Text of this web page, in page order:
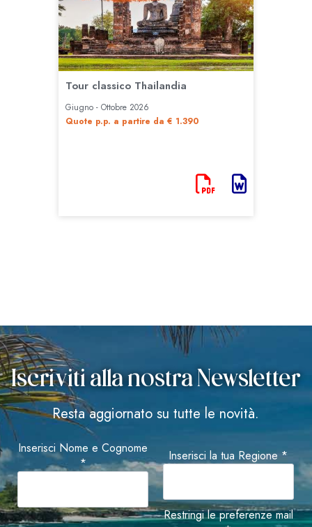
Iscriviti alla nostra Newsletter
Resta aggiornato su tutte le novità.
Inserisci Nome e Cognome
*
Inserisci la tua Regione *
Restringi le preferenze mail